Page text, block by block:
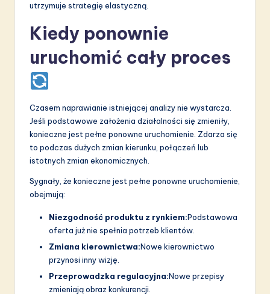
utrzymuje strategię elastyczną.
Kiedy ponownie
uruchomić cały proces
Czasem naprawianie istniejącej analizy nie wystarcza.
Jeśli podstawowe założenia działalności się zmieniły,
konieczne jest pełne ponowne uruchomienie. Zdarza się
to podczas dużych zmian kierunku, połączeń lub
istotnych zmian ekonomicznych.
Sygnały, że konieczne jest pełne ponowne uruchomienie,
obejmują:
Niezgodność produktu z rynkiem:Podstawowa
oferta już nie spełnia potrzeb klientów.
Zmiana kierownictwa:Nowe kierownictwo
przynosi inny wizję.
Przeprowadzka regulacyjna:Nowe przepisy
zmieniają obraz konkurencji.